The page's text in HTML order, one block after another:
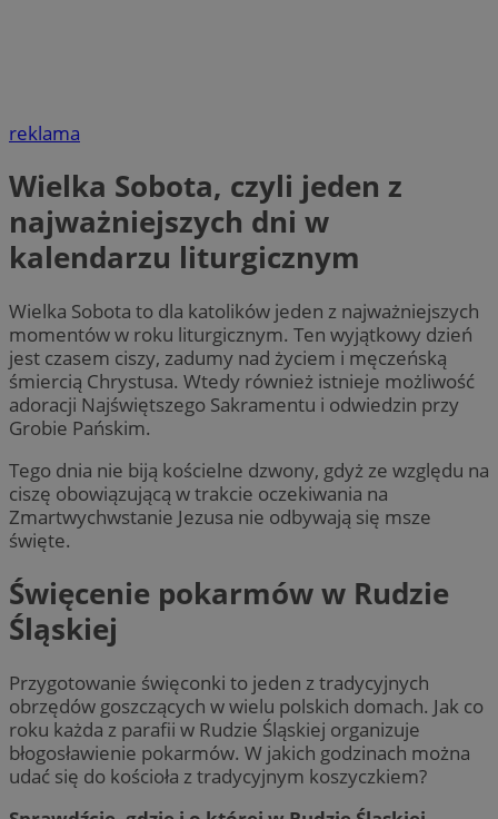
reklama
Wielka Sobota, czyli jeden z
najważniejszych dni w
kalendarzu liturgicznym
Wielka Sobota to dla katolików jeden z najważniejszych
momentów w roku liturgicznym. Ten wyjątkowy dzień
jest czasem ciszy, zadumy nad życiem i męczeńską
śmiercią Chrystusa. Wtedy również istnieje możliwość
adoracji Najświętszego Sakramentu i odwiedzin przy
Grobie Pańskim.
Tego dnia nie biją kościelne dzwony, gdyż ze względu na
ciszę obowiązującą w trakcie oczekiwania na
Zmartwychwstanie Jezusa nie odbywają się msze
święte.
Święcenie pokarmów w Rudzie
Śląskiej
Przygotowanie święconki to jeden z tradycyjnych
obrzędów goszczących w wielu polskich domach. Jak co
roku każda z parafii w Rudzie Śląskiej organizuje
błogosławienie pokarmów. W jakich godzinach można
udać się do kościoła z tradycyjnym koszyczkiem?